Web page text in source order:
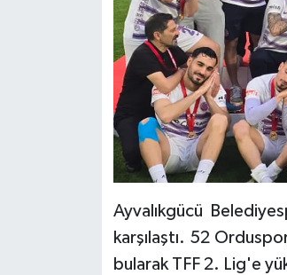
Ayvalıkgücü
karşılaştı. 52
bularak TFF 2. Lig'e